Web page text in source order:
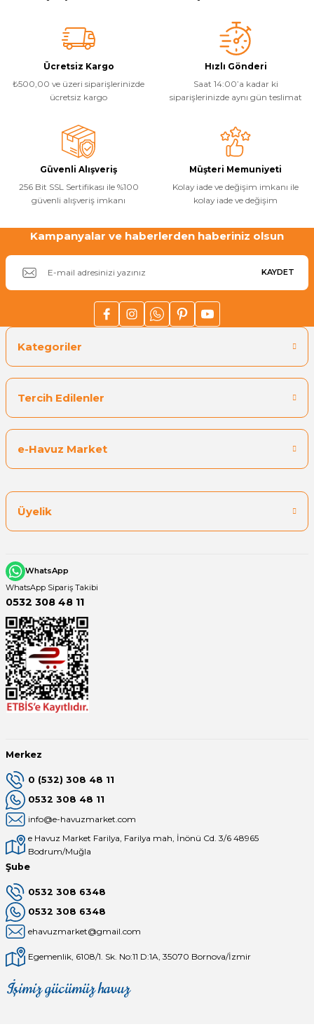
Ücretsiz Kargo
₺500,00 ve üzeri siparişlerinizde
ücretsiz kargo
Hızlı Gönderi
Saat 14:00’a kadar ki
siparişlerinizde aynı gün teslimat
Güvenli Alışveriş
256 Bit SSL Sertifikası ile %100
güvenli alışveriş imkanı
Müşteri Memuniyeti
Kolay iade ve değişim imkanı ile
kolay iade ve değişim
Kampanyalar ve haberlerden haberiniz olsun
KAYDET
Kategoriler
Tercih Edilenler
e-Havuz Market
Üyelik
WhatsApp
WhatsApp Sipariş Takibi
0532 308 48 11
Merkez
0 (532) 308 48 11
0532 308 48 11
info@e-havuzmarket.com
e Havuz Market Farilya, Farilya mah, İnönü Cd. 3/6 48965
Bodrum/Muğla
Şube
0532 308 6348
0532 308 6348
ehavuzmarket@gmail.com
Egemenlik, 6108/1. Sk. No:11 D:1A, 35070 Bornova/İzmir
İşimiz gücümüz havuz
Mağaza
Depomuz